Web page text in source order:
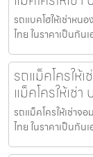
รถแบคโฮให้เช่าหน
ไทย ในราคาเป็นกั
รถแม็คโครให้
แม็คโครให้เช่
รถแม็คโครให้เช่าจ
ไทย ในราคาเป็นกั